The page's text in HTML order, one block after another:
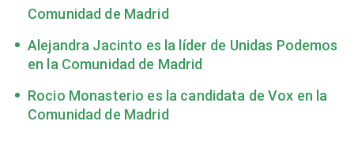
Comunidad de Madrid
Alejandra Jacinto es la líder de Unidas Podemos
en la Comunidad de Madrid
Rocio Monasterio es la candidata de Vox en la
Comunidad de Madrid